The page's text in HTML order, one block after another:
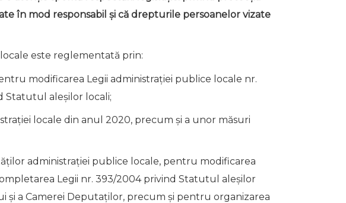
în mod responsabil și că drepturile persoanelor vizate
este reglementată prin:
modificarea Legii administraţiei publice locale nr.
Statutul aleşilor locali;
locale din anul 2020, precum și a unor măsuri
administraţiei publice locale, pentru modificarea
Legii nr. 393/2004 privind Statutul aleşilor
şi a Camerei Deputaţilor, precum şi pentru organizarea